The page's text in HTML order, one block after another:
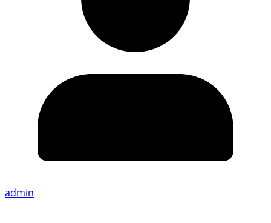
admin